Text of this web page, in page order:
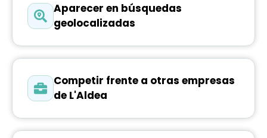
Aparecer en búsquedas
geolocalizadas
Competir frente a otras empresas
de L'Aldea